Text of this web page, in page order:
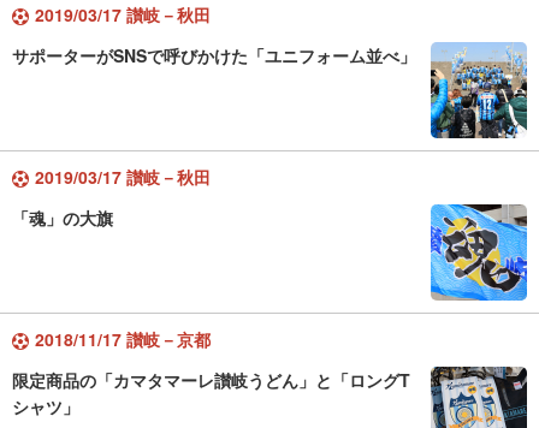
2019/03/17 讃岐－秋田
サポーターがSNSで呼びかけた「ユニフォーム並べ」
2019/03/17 讃岐－秋田
「魂」の大旗
2018/11/17 讃岐－京都
限定商品の「カマタマーレ讃岐うどん」と「ロングT
シャツ」